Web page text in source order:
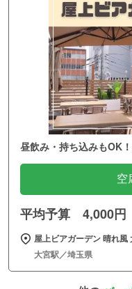
昼飲み・持ち込みもOK
空
平均予算 4,000円
屋上ビアガーデン 晴れ風
大宮駅／埼玉県